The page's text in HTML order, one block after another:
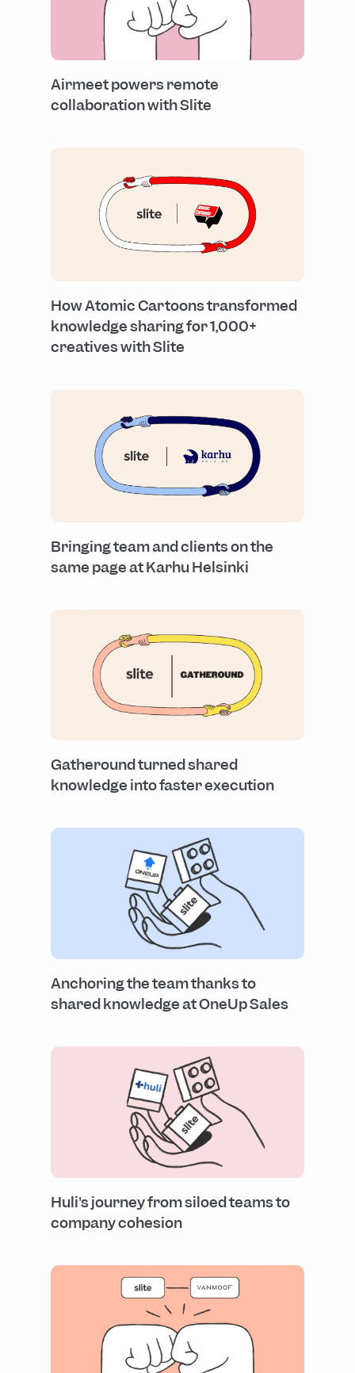
Airmeet powers remote
collaboration with Slite
How Atomic Cartoons transformed
knowledge sharing for 1,000+
creatives with Slite
Bringing team and clients on the
same page at Karhu Helsinki
Gatheround turned shared
knowledge into faster execution
Anchoring the team thanks to
shared knowledge at OneUp Sales
Huli's journey from siloed teams to
company cohesion